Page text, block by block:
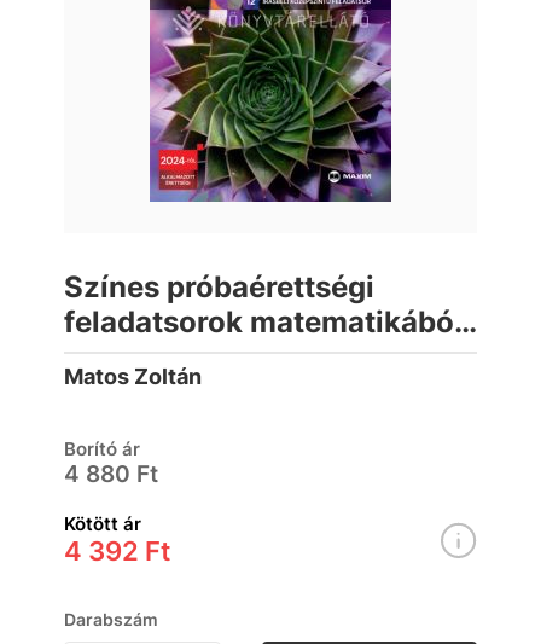
Színes próbaérettségi
feladatsorok matematikából
(12 írásbeli középszintű
feladatsor) - 2024-től
Matos Zoltán
Borító ár
4 880 Ft
Kötött ár
4 392 Ft
Darabszám